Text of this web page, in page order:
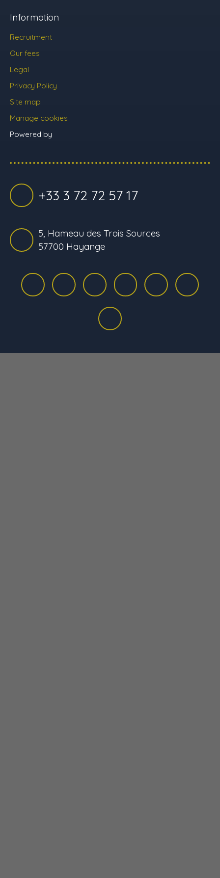
Information
Recruitment
Our fees
Legal
Privacy Policy
Site map
Manage cookies
Powered by
+33 3 72 72 57 17
5, Hameau des Trois Sources
57700 Hayange